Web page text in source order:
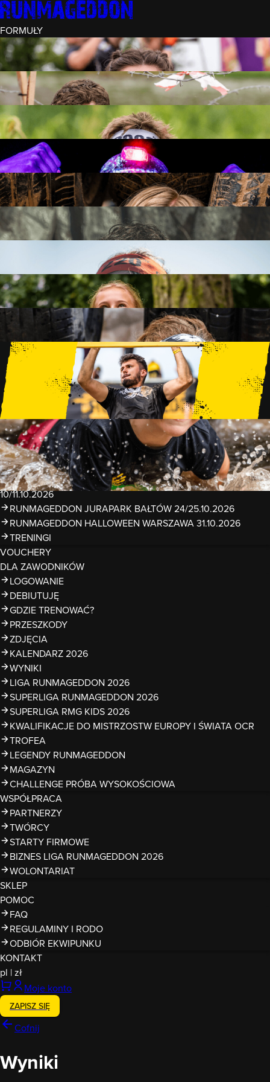
FORMUŁY
INTRO (¼)
15 PRZESZKÓD
3 KM+
REKRUT (½)
30 PRZESZKÓD
6 KM+
RUNMAGEDDON
50 PRZESZKÓD
12 KM+
NOCNY REKRUT (½)
30 PRZESZKÓD
6 KM+
INTRO U-16
15 PRZESZKÓD
3 KM+
RUNMAGEDDON HARDCORE
70 PRZESZKÓD
21 KM+
42 KM+
FAMILY
15 PRZESZKÓD
2 KM+
KIDS
15 PRZESZKÓD
1 KM+
TRENINGI
WYDARZENIA
RUNMAGEDDON LUBLIN ZALEW ZEMBORZYCKI
22/23.08.2026
RUNMAGEDDON ERGO ARENA GDAŃSK/SOPOT
12/13.09.2026
RUNMAGEDDON KIDS: DEMO WARSZAWA 24/26.09.2026
RUNMAGEDDON WROCŁAW KOPALNIA ROLANTOWICE
26/27.09.2026
RUNMAGEDDON WARSZAWA TWIERDZA MODLIN
10/11.10.2026
RUNMAGEDDON JURAPARK BAŁTÓW 24/25.10.2026
RUNMAGEDDON HALLOWEEN WARSZAWA 31.10.2026
TRENINGI
VOUCHERY
DLA ZAWODNIKÓW
LOGOWANIE
DEBIUTUJĘ
GDZIE TRENOWAĆ?
PRZESZKODY
ZDJĘCIA
KALENDARZ 2026
WYNIKI
LIGA RUNMAGEDDON 2026
SUPERLIGA RUNMAGEDDON 2026
SUPERLIGA RMG KIDS 2026
KWALIFIKACJE DO MISTRZOSTW EUROPY I ŚWIATA OCR
TROFEA
LEGENDY RUNMAGEDDON
MAGAZYN
CHALLENGE PRÓBA WYSOKOŚCIOWA
WSPÓŁPRACA
PARTNERZY
TWÓRCY
STARTY FIRMOWE
BIZNES LIGA RUNMAGEDDON 2026
WOLONTARIAT
SKLEP
POMOC
FAQ
REGULAMINY I RODO
ODBIÓR EKWIPUNKU
KONTAKT
pl |zł
Moje konto
ZAPISZ SIĘ
Cofnij
Wyniki